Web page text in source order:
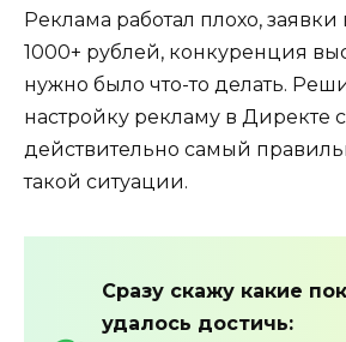
Реклама работал плохо,
1000+ рублей, конкуренция
нужно было что-то делать.
настройку рекламу в Директе с
действительно самый
такой ситуации.
Сразу скажу какие
удалось достичь: